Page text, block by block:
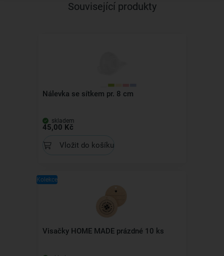
Související produkty
Nálevka se sítkem pr. 8 cm
skladem
45,00 Kč
Vložit do košíku
Kolekce
Visačky HOME MADE prázdné 10 ks